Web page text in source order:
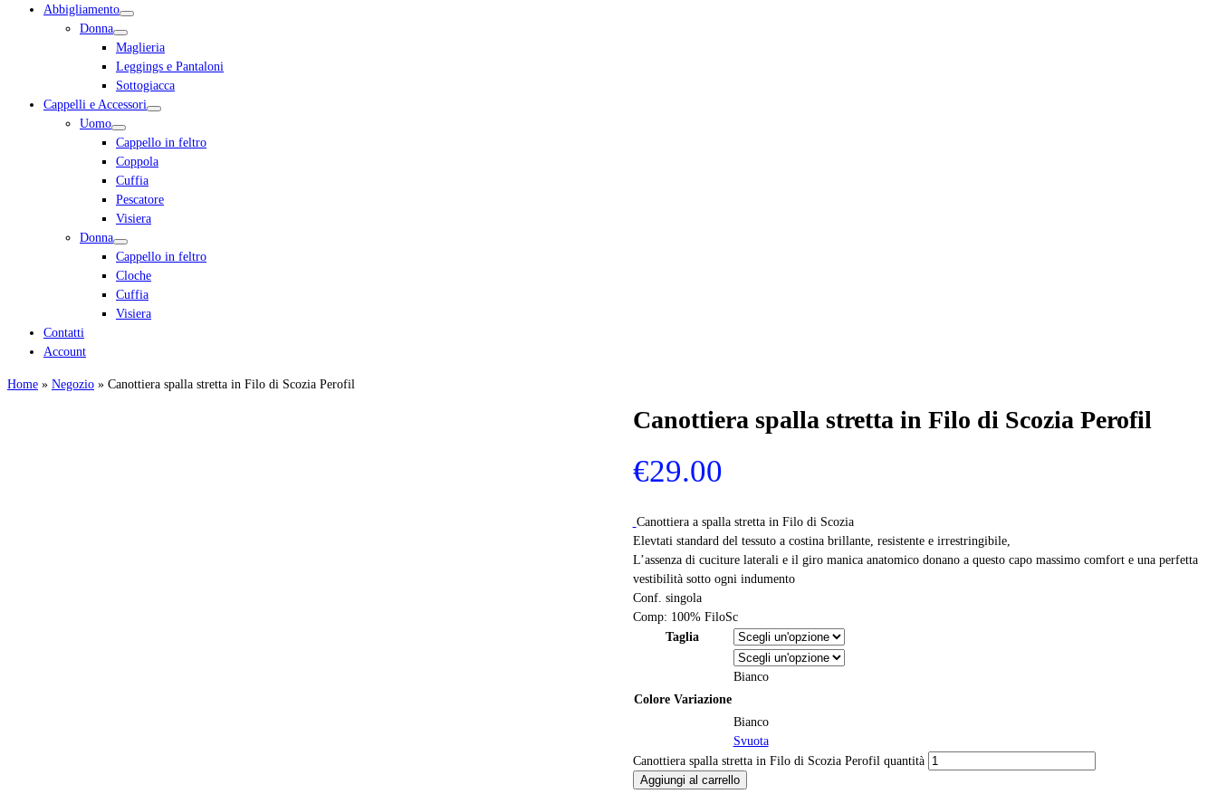
Abbigliamento
Donna
Maglieria
Leggings e Pantaloni
Sottogiacca
Cappelli e Accessori
Uomo
Cappello in feltro
Coppola
Cuffia
Pescatore
Visiera
Donna
Cappello in feltro
Cloche
Cuffia
Visiera
Contatti
Account
Home » Negozio » Canottiera spalla stretta in Filo di Scozia Perofil
Canottiera spalla stretta in Filo di Scozia Perofil
€29.00
Canottiera a spalla stretta in Filo di Scozia
Elevtati standard del tessuto a costina brillante, resistente e irrestringibile,
L’assenza di cuciture laterali e il giro manica anatomico donano a questo capo massimo comfort e una perfetta
vestibilità sotto ogni indumento
Conf. singola
Comp: 100% FiloSc
Taglia
Colore Variazione
Bianco
Bianco
Svuota
Canottiera spalla stretta in Filo di Scozia Perofil quantità
Aggiungi al carrello